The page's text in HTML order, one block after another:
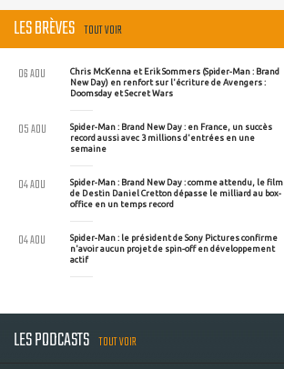
LES BRÈVES TOUT VOIR
Chris McKenna et Erik Sommers (Spider-Man : Brand
New Day) en renfort sur l'écriture de Avengers :
Doomsday et Secret Wars
06 AOU
Spider-Man : Brand New Day : en France, un succès
record aussi avec 3 millions d'entrées en une
semaine
05 AOU
Spider-Man : Brand New Day : comme attendu, le film
de Destin Daniel Cretton dépasse le milliard au box-
office en un temps record
04 AOU
Spider-Man : le président de Sony Pictures confirme
n'avoir aucun projet de spin-off en développement
actif
04 AOU
LES PODCASTS TOUT VOIR